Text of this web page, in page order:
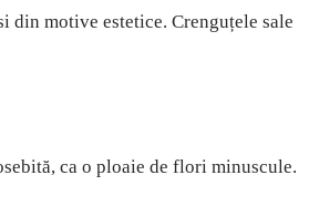
motive estetice. Crenguțele sale
ca o ploaie de flori minuscule.